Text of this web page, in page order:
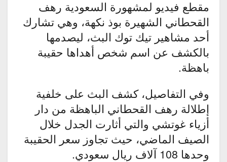
مقطع فيديو لمشهورة السعودية رهف
القحطاني الشهيرة بوذ نكهة، وهي تشارك
أحد مشاهير تيك توك البث، ليصدمها
بالكشف عن اسم شخص أهداها حقيبة
باهظة.
وفي التفاصيل، كشف البث على خلفية
إطلالة رهف القحطاني الباهظة من دار
أزياء غوتشي والتي أثارت الجدل خلال
الصيف الماضي، حيث تجاوز سعر الحقيبة
وحدها 108 آلاف ريال سعودي.